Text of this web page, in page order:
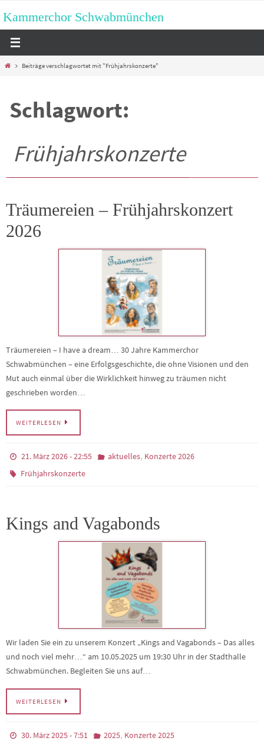
Inhalt
Kammerchor Schwabmünchen
StartBeiträge verschlagwortet mit "Frühjahrskonzerte"
Schlagwort:
Frühjahrskonzerte
Träumereien – Frühjahrskonzert
2026
Träumereien – I have a dream… 30 Jahre Kammerchor
Schwabmünchen – eine Erfolgsgeschichte, die ohne Visionen und den
Mut auch einmal über die Wirklichkeit hinweg zu träumen nicht
geschrieben worden…
WEITERLESEN
21. März 2026 - 22:55 aktuelles, Konzerte 2026
Frühjahrskonzerte
Kings and Vagabonds
Wir laden Sie ein zu unserem Konzert „Kings and Vagabonds – Das alles
und noch viel mehr…“ am 10.05.2025 um 19:30 Uhr in der Stadthalle
Schwabmünchen. Begleiten Sie uns auf…
WEITERLESEN
30. März 2025 - 7:51 2025, Konzerte 2025